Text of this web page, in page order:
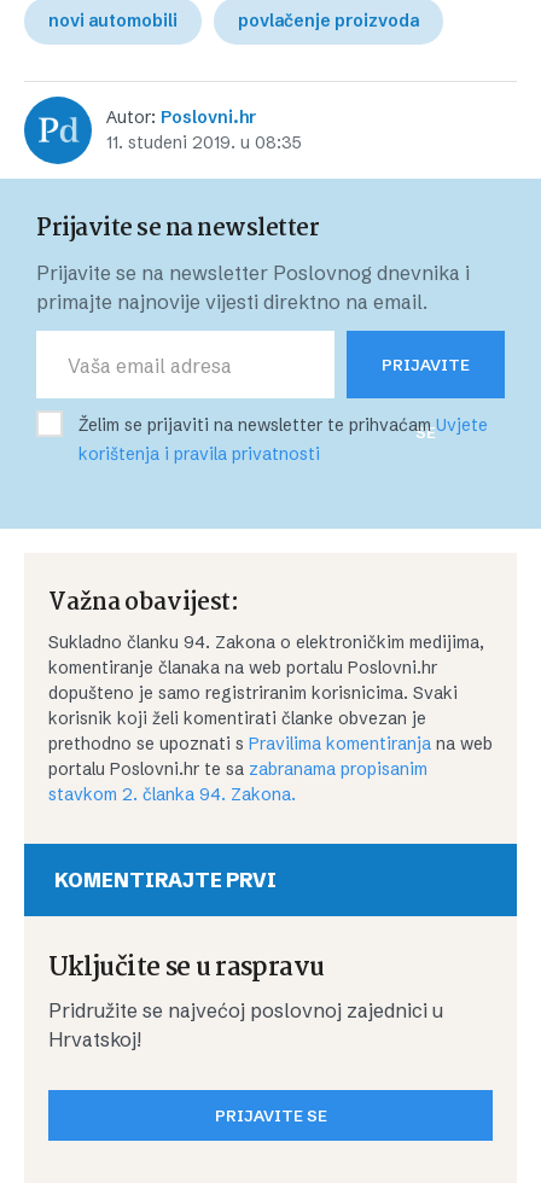
novi automobili povlačenje proizvoda
Autor: Poslovni.hr
11. studeni 2019. u 08:35
Prijavite se na newsletter
Prijavite se na newsletter Poslovnog dnevnika i
primajte najnovije vijesti direktno na email.
PRIJAVITE
SE
Želim se prijaviti na newsletter te prihvaćamUvjete
korištenja i pravila privatnosti
Važna obavijest:
Sukladno članku 94. Zakona o elektroničkim medijima,
komentiranje članaka na web portalu Poslovni.hr
dopušteno je samo registriranim korisnicima. Svaki
korisnik koji želi komentirati članke obvezan je
prethodno se upoznati s Pravilima komentiranja na web
portalu Poslovni.hr te sa zabranama propisanim
stavkom 2. članka 94. Zakona.
KOMENTIRAJTE PRVI
Uključite se u raspravu
Pridružite se najvećoj poslovnoj zajednici u
Hrvatskoj!
PRIJAVITE SE